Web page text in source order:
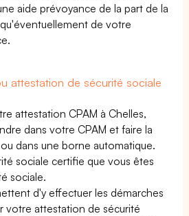
aide prévoyance de la part de la
de votre
attestation de sécurité sociale
attestation CPAM à Chelles,
dans votre CPAM et faire la
dans une borne automatique.
sociale certifie que vous êtes
sociale.
d'y effectuer les démarches
votre attestation de sécurité